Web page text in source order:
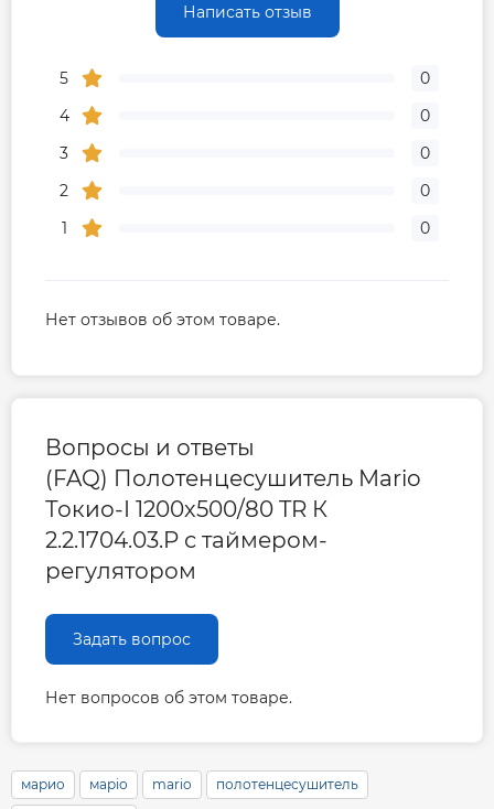
Написать отзыв
5
0
4
0
3
0
2
0
1
0
Нет отзывов об этом товаре.
Вопросы и ответы
(FAQ) Полотенцесушитель Mario
Токио-I 1200х500/80 TR К
2.2.1704.03.P с таймером-
регулятором
Задать вопрос
Нет вопросов об этом товаре.
марио маріо mario полотенцесушитель